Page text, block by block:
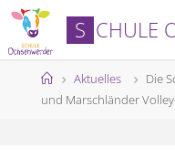
Skip
content
S CHUL E
HomeAktuelles
Die
und Marschländer